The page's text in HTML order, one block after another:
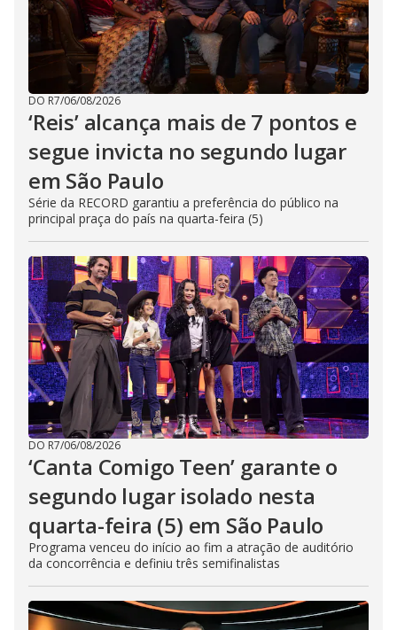
DO R7/06/08/2026
‘Reis’ alcança mais de 7 pontos e
segue invicta no segundo lugar
em São Paulo
Série da RECORD garantiu a preferência do público na
principal praça do país na quarta-feira (5)
DO R7/06/08/2026
‘Canta Comigo Teen’ garante o
segundo lugar isolado nesta
quarta-feira (5) em São Paulo
Programa venceu do início ao fim a atração de auditório
da concorrência e definiu três semifinalistas